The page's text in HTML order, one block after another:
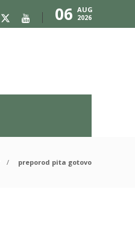
06 AUG
2026
preporod pita gotovo